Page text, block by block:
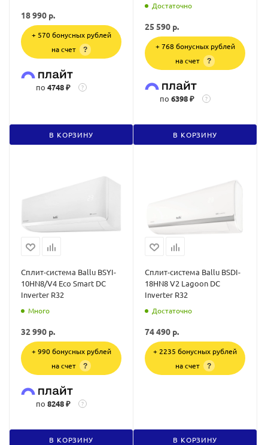
18 990 р.
+ 570 бонусных рублей
на счет
?
по 4748 ₽ ?
В КОРЗИНУ
Достаточно
25 590 р.
+ 768 бонусных рублей
на счет
?
по 6398 ₽ ?
В КОРЗИНУ
Сплит-система Ballu BSYI-
10HN8/V4 Eco Smart DC
Inverter R32
Много
32 990 р.
+ 990 бонусных рублей
на счет
?
по 8248 ₽ ?
В КОРЗИНУ
Сплит-система Ballu BSDI-
18HN8 V2 Lagoon DC
Inverter R32
Достаточно
74 490 р.
+ 2235 бонусных рублей
на счет
?
В КОРЗИНУ